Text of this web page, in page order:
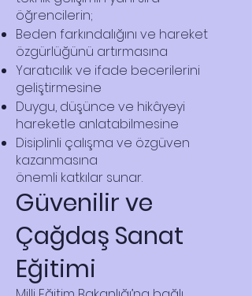
öğrencilerin;
Beden farkındalığını ve hareket
özgürlüğünü artırmasına
Yaratıcılık ve ifade becerilerini
geliştirmesine
Duygu, düşünce ve hikâyeyi
hareketle anlatabilmesine
Disiplinli çalışma ve özgüven
kazanmasına
önemli katkılar sunar.
Güvenilir ve
Çağdaş Sanat
Eğitimi